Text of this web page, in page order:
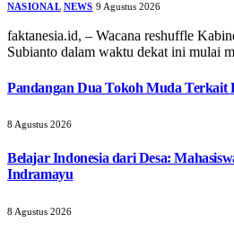
NASIONAL NEWS 9 Agustus 2026
faktanesia.id, – Wacana reshuffle
Subianto dalam waktu dekat ini mulai
Pandangan Dua Tokoh Muda Terkait
8 Agustus 2026
Belajar Indonesia dari Desa:
Indramayu
8 Agustus 2026